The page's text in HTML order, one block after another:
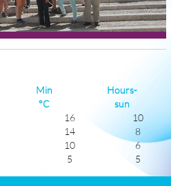
Min
°C
Hours-
sun
16
10
14
8
10
6
5
5